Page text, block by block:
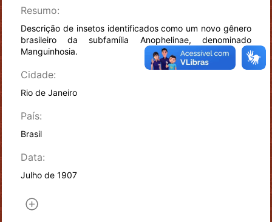
Resumo:
Descrição de insetos identificados como um novo gênero
brasileiro da subfamília Anophelinae, denominado
Manguinhosia.
Cidade:
Rio de Janeiro
País:
Brasil
Data:
Julho de 1907